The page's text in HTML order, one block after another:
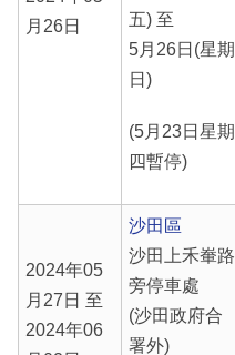
月26日
五) 至
5月26日(星期
日)
(5月23日星期
四暫停)
2024年05
月27日 至
2024年06
沙田區
沙田上禾輋路
旁停車處
(沙田政府合
署外)